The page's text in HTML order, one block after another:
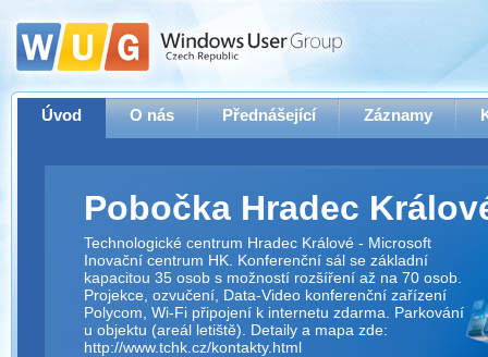
Úvod O nás Přednášející Záznamy
Pobočka Hradec
Technologické centrum Hradec Králové - Microsoft
Inovační centrum HK. Konferenční sál se základní
kapacitou 35 osob s možností rozšíření až na 70 osob.
Projekce, ozvučení, Data-Video konferenční zařízení
Polycom, Wi-Fi připojení k internetu zdarma. Parkování
u objektu (areál letiště). Detaily a mapa zde:
http://www.tchk.cz/kontakty.html